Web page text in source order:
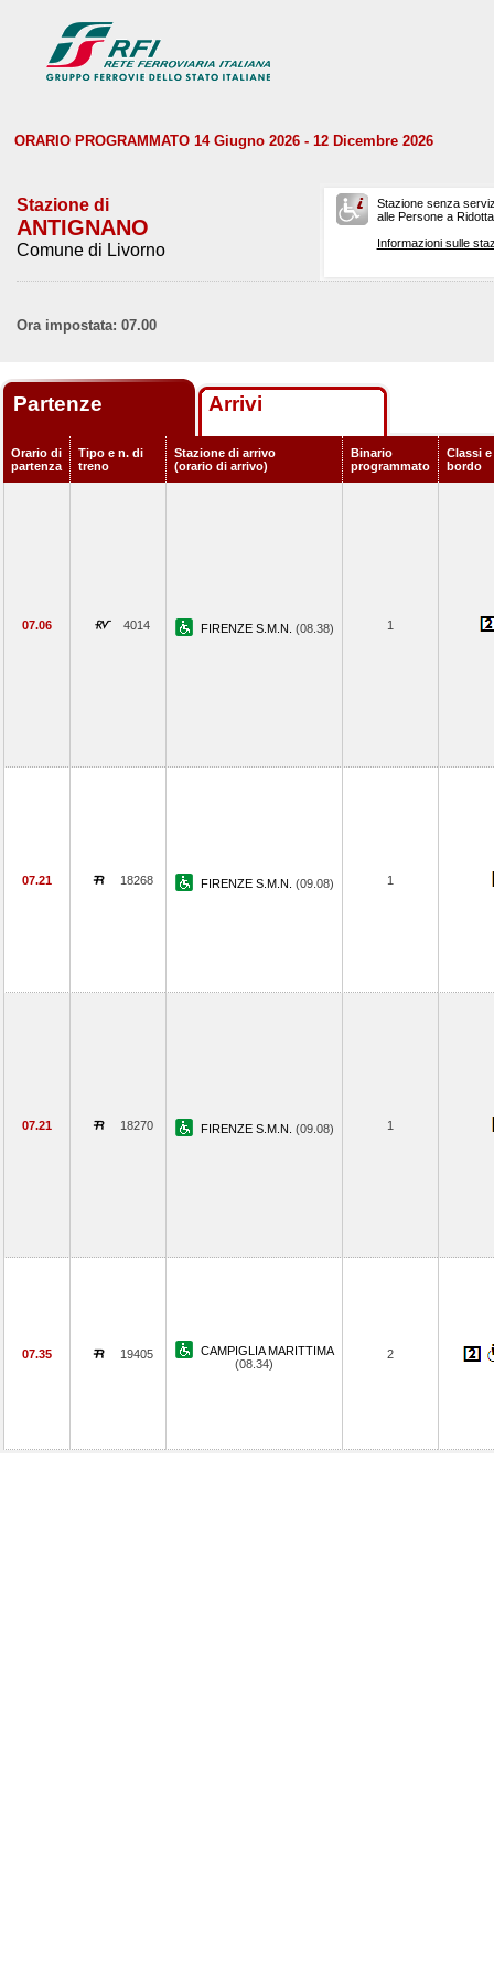
ORARIO PROGRAMMATO 14 Giugno 2026 - 12 Dicembre 2026
Stazione di
ANTIGNANO
Comune di Livorno
Stazione senza
alle Persone a
Informazioni sulle
Ora impostata: 07.00
Partenze Arrivi
Orario di
partenza
Tipo e n. di
treno
Stazione di arrivo
(orario di arrivo)
Binario
programmato
Classi
bordo
07.06 4014 FIRENZE S.M.N. (08.38) 1
07.21 18268 FIRENZE S.M.N. (09.08) 1
07.21 18270 FIRENZE S.M.N. (09.08) 1
07.35 19405
CAMPIGLIA MARITTIMA
(08.34)
2